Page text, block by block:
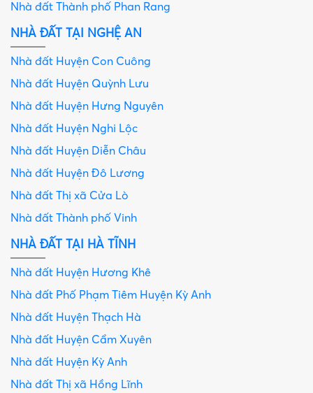
Nhà đất Thành phố Phan Rang
NHÀ ĐẤT TẠI NGHỆ AN
Nhà đất Huyện Con Cuông
Nhà đất Huyện Quỳnh Lưu
Nhà đất Huyện Hưng Nguyên
Nhà đất Huyện Nghi Lộc
Nhà đất Huyện Diễn Châu
Nhà đất Huyện Đô Lương
Nhà đất Thị xã Cửa Lò
Nhà đất Thành phố Vinh
NHÀ ĐẤT TẠI HÀ TĨNH
Nhà đất Huyện Hương Khê
Nhà đất Phố Phạm Tiêm Huyện Kỳ Anh
Nhà đất Huyện Thạch Hà
Nhà đất Huyện Cẩm Xuyên
Nhà đất Huyện Kỳ Anh
Nhà đất Thị xã Hồng Lĩnh